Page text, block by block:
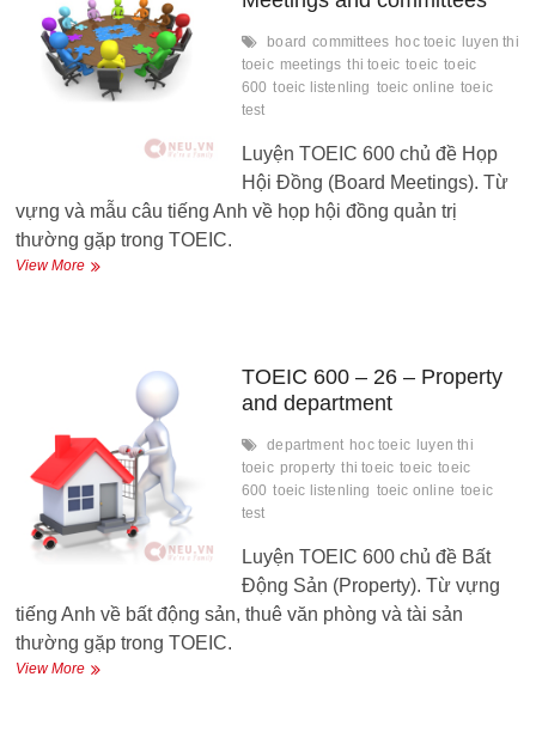
board committees hoc toeic luyen thi
toeic meetings thi toeic toeic toeic
600 toeic listenling toeic online toeic
test
Luyện TOEIC 600 chủ đề Họp
Hội Đồng (Board Meetings). Từ
vựng và mẫu câu tiếng Anh về họp hội đồng quản trị
thường gặp trong TOEIC.
View MoreTOEIC
Meetings
committees
TOEIC 600 – 26 – Property
and department
department hoc toeic luyen thi
toeic property thi toeic toeic toeic
600 toeic listenling toeic online toeic
test
Luyện TOEIC 600 chủ đề Bất
Động Sản (Property). Từ vựng
tiếng Anh về bất động sản, thuê văn phòng và tài sản
thường gặp trong TOEIC.
View MoreTOEIC